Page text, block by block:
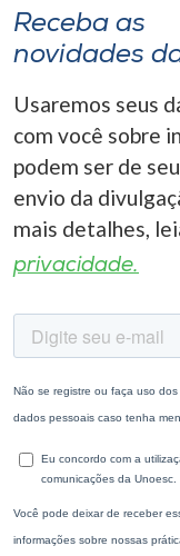
Receba as
novidades
Usaremos seus
com você sobre
podem ser de
envio da
mais detalhes,
privacidade.